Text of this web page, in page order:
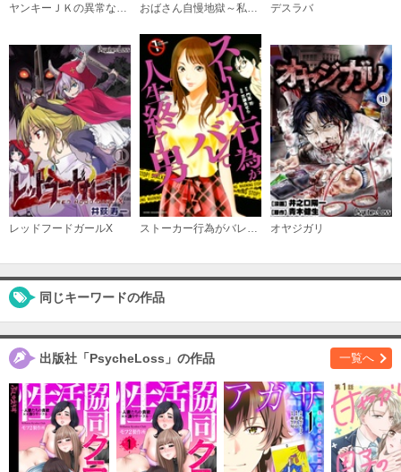
デスラバ
レッドフードガールX オヤジガリ
同じキーワードの作品
出版社「PsycheLoss」の作品 一覧へ